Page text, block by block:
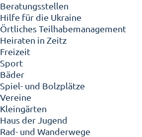
Beratungsstellen
Hilfe für die Ukraine
Örtliches Teilhabemanagement
Heiraten in Zeitz
Freizeit
Sport
Bäder
Spiel- und Bolzplätze
Vereine
Kleingärten
Haus der Jugend
Rad- und Wanderwege